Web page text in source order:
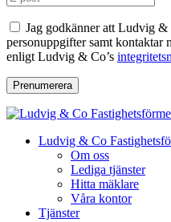
Jag godkänner att Ludvig &
personuppgifter samt kontaktar
enligt Ludvig & Co’s
Prenumerera
Ludvig & Co
Om oss
Lediga tjänster
Hitta mäklare
Våra kontor
Tjänster